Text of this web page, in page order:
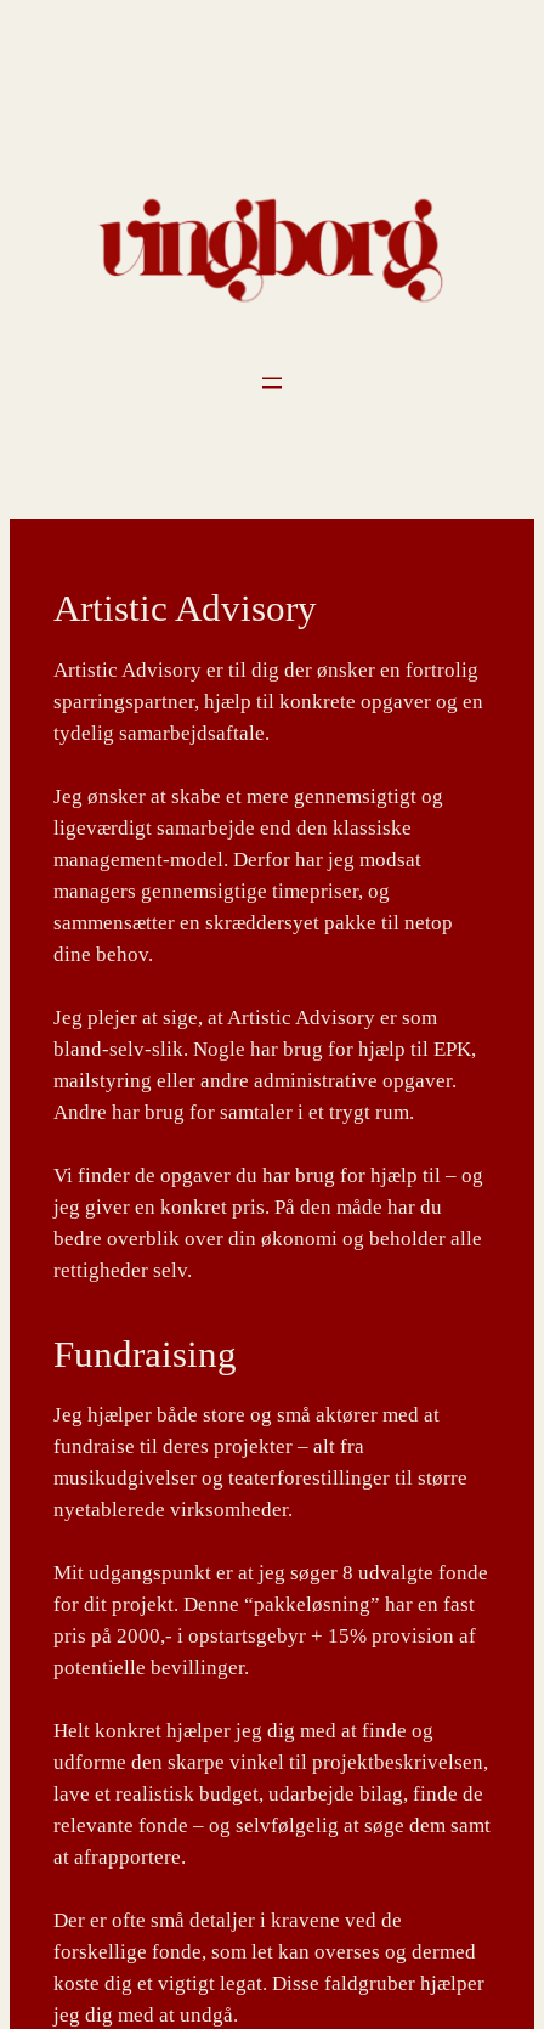
Artistic Advisory
Artistic Advisory er til dig der ønsker en fortrolig
sparringspartner, hjælp til konkrete opgaver og en
tydelig samarbejdsaftale.
Jeg ønsker at skabe et mere gennemsigtigt og
ligeværdigt samarbejde end den klassiske
management-model. Derfor har jeg modsat
managers gennemsigtige timepriser, og
sammensætter en skræddersyet pakke til netop
dine behov.
Jeg plejer at sige, at Artistic Advisory er som
bland-selv-slik. Nogle har brug for hjælp til EPK,
mailstyring eller andre administrative opgaver.
Andre har brug for samtaler i et trygt rum.
Vi finder de opgaver du har brug for hjælp til – og
jeg giver en konkret pris. På den måde har du
bedre overblik over din økonomi og beholder alle
rettigheder selv.
Fundraising
Jeg hjælper både store og små aktører med at
fundraise til deres projekter – alt fra
musikudgivelser og teaterforestillinger til større
nyetablerede virksomheder.
Mit udgangspunkt er at jeg søger 8 udvalgte fonde
for dit projekt. Denne “pakkeløsning” har en fast
pris på 2000,- i opstartsgebyr + 15% provision af
potentielle bevillinger.
Helt konkret hjælper jeg dig med at finde og
udforme den skarpe vinkel til projektbeskrivelsen,
lave et realistisk budget, udarbejde bilag, finde de
relevante fonde – og selvfølgelig at søge dem samt
at afrapportere.
Der er ofte små detaljer i kravene ved de
forskellige fonde, som let kan overses og dermed
koste dig et vigtigt legat. Disse faldgruber hjælper
jeg dig med at undgå.